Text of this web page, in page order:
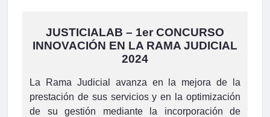
JUSTICIALAB – 1er CONCURSO
INNOVACIÓN EN LA RAMA JUDICIAL
2024
La Rama Judicial avanza en la mejora de la
prestación de sus servicios y en la optimización
de su gestión mediante la incorporación de